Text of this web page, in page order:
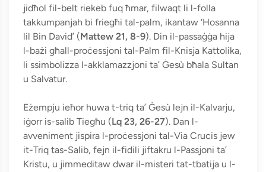
jidħol fil-belt riekeb fuq ħmar, filwaqt li l-folla
takkumpanjah bi friegħi tal-palm, ikantaw ‘Hosanna
lil Bin David’ (Mattew 21, 8-9). Din il-passaġġa hija
l-bażi għall-proċessjoni tal-Palm fil-Knisja Kattolika,
li ssimbolizza l-akklamazzjoni ta’ Ġesù bħala Sultan
u Salvatur.
Eżempju ieħor huwa t-triq ta’ Ġesù lejn il-Kalvarju,
iġorr is-salib Tiegħu (Lq 23, 26-27). Dan l-
avveniment jispira l-proċessjoni tal-Via Crucis jew
it-Triq tas-Salib, fejn il-fidili jiftakru l-Passjoni ta’
Kristu, u jimmeditaw dwar il-misteri tat-tbatija u l-